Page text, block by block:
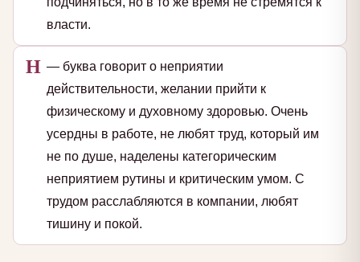
власти.
Н — буква говорит о неприятии
действительности, желании прийти к
физическому и духовному здоровью. Очень
усердны в работе, не любят труд, который им
не по душе, наделены категорическим
неприятием рутины и критическим умом. С
трудом расслабляются в компании, любят
тишину и покой.